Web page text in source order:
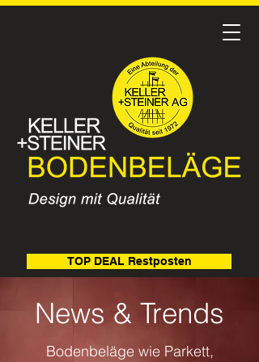
TOP DEAL Restposten
News & Trends
Bodenbeläge wie Parkett,